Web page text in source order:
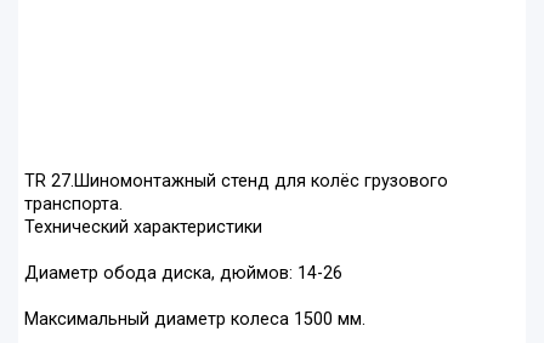
ТR 27.Шиномонтажный стенд для колёс грузового
транспорта.
Технический характеристики
Диаметр обода диска, дюймов: 14-26
Максимальный диаметр колеса 1500 мм.